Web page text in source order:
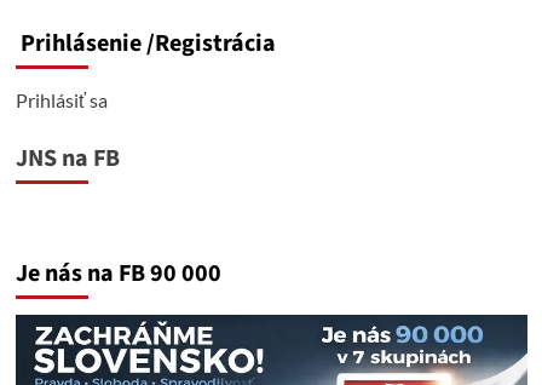
Prihlásenie/Registrácia
Prihlásiť sa
JNS na FB
Je nás na FB 90 000